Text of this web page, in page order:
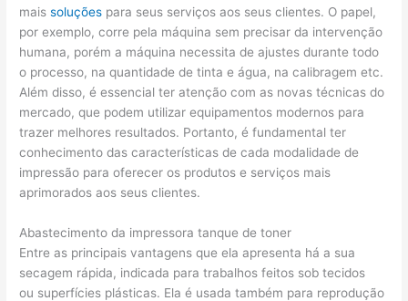
maissoluções para seus serviços aos seus clientes. O papel,
por exemplo, corre pela máquina sem precisar da intervenção
humana, porém a máquina necessita de ajustes durante todo
o processo, na quantidade de tinta e água, na calibragem etc.
Além disso, é essencial ter atenção com as novas técnicas do
mercado, que podem utilizar equipamentos modernos para
trazer melhores resultados. Portanto, é fundamental ter
conhecimento das características de cada modalidade de
impressão para oferecer os produtos e serviços mais
aprimorados aos seus clientes.
Abastecimento da impressora tanque de toner
Entre as principais vantagens que ela apresenta há a sua
secagem rápida, indicada para trabalhos feitos sob tecidos
ou superfícies plásticas. Ela é usada também para reprodução